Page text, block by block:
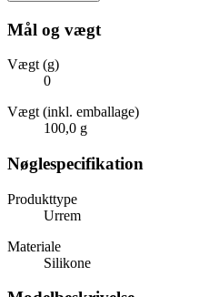
Mål og vægt
Vægt (g)
0
Vægt (inkl. emballage)
100,0 g
Nøglespecifikation
Produkttype
Urrem
Materiale
Silikone